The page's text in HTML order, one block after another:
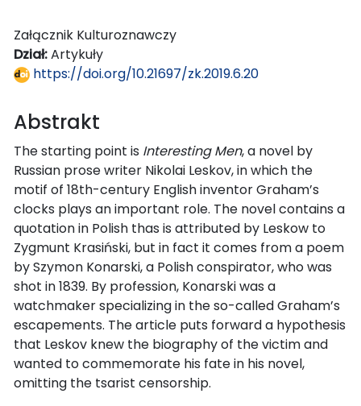
Załącznik Kulturoznawczy
Dział:Artykuły
https://doi.org/10.21697/zk.2019.6.20
Abstrakt
The starting point is Interesting Men, a novel by
Russian prose writer Nikolai Leskov, in which the
motif of 18th-century English inventor Graham’s
clocks plays an important role. The novel contains a
quotation in Polish thas is attributed by Leskow to
Zygmunt Krasiński, but in fact it comes from a poem
by Szymon Konarski, a Polish conspirator, who was
shot in 1839. By profession, Konarski was a
watchmaker specializing in the so-called Graham’s
escapements. The article puts forward a hypothesis
that Leskov knew the biography of the victim and
wanted to commemorate his fate in his novel,
omitting the tsarist censorship.